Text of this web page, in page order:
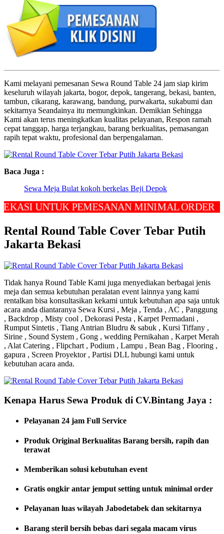
Kami melayani pemesanan Sewa Round Table 24 jam siap kirim
keseluruh wilayah jakarta, bogor, depok, tangerang, bekasi, banten,
tambun, cikarang, karawang, bandung, purwakarta, sukabumi dan
sekitarnya Seandainya itu memungkinkan. Demikian Sehingga
Kami akan terus meningkatkan kualitas pelayanan, Respon ramah
cepat tanggap, harga terjangkau, barang berkualitas, pemasangan
rapih tepat waktu, profesional dan berpengalaman.
Baca Juga :
Sewa Meja Bulat kokoh berkelas Beji Depok
PEMESANAN MINIMAL ORDER
Rental Round Table Cover Tebar Putih
Jakarta Bekasi
Tidak hanya Round Table Kami juga menyediakan berbagai jenis
meja dan semua kebutuhan peralatan event lainnya yang kami
rentalkan bisa konsultasikan kekami untuk kebutuhan apa saja untuk
acara anda diantaranya Sewa Kursi , Meja , Tenda , AC , Panggung
, Backdrop , Misty cool , Dekorasi Pesta , Karpet Permadani ,
Rumput Sintetis , Tiang Antrian Bludru & sabuk , Kursi Tiffany ,
Sirine , Sound System , Gong , wedding Pernikahan , Karpet Merah
, Alat Catering , Flipchart , Podium , Lampu , Bean Bag , Flooring ,
gapura , Screen Proyektor , Partisi DLL hubungi kami untuk
kebutuhan acara anda.
Kenapa Harus Sewa Produk di CV.Bintang Jaya :
Pelayanan 24 jam Full Service
Produk Original Berkualitas Barang bersih, rapih dan
terawat
Memberikan solusi kebutuhan event
Gratis ongkir antar jemput setting untuk minimal order
Pelayanan luas wilayah Jabodetabek dan sekitarnya
Barang steril bersih bebas dari segala macam virus